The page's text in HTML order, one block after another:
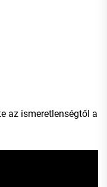
az ismeretlenségtől a